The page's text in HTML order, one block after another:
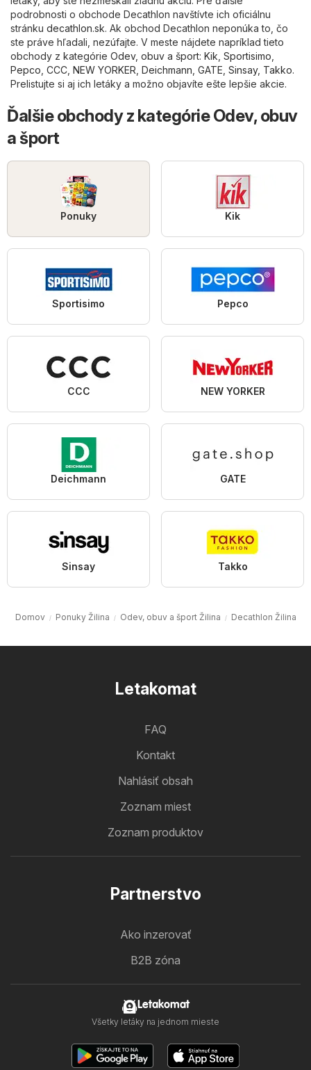
podrobnosti o obchode Decathlon navštívte ich oficiálnu
stránku decathlon.sk. Ak obchod Decathlon neponúka to, čo
ste práve hľadali, nezúfajte. V meste nájdete napríklad tieto
obchody z kategórie Odev, obuv a šport: Kik Sportisimo
Pepco CCC NEW YORKER Deichmann GATE Sinsay, Takko.
Prelistujte si aj ich letáky a možno objavíte ešte lepšie akcie.
Ďalšie obchody z kategórie Odev, obuv
a šport
Ponuky Kik
Sportisimo Pepco
CCC NEW YORKER
Deichmann GATE
Sinsay Takko
Domov Ponuky Žilina Odev, obuv a šport Žilina Decathlon Žilina
Letakomat
FAQ
Kontakt
Nahlásiť obsah
Zoznam miest
Zoznam produktov
Partnerstvo
Ako inzerovať
B2B zóna
Letakomat
Všetky letáky na jednom mieste